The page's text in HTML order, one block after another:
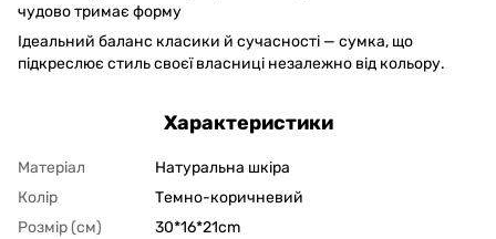
чудово тримає форму
Ідеальний баланс класики й сучасності — сумка, що
підкреслює стиль своєї власниці незалежно від кольору.
Характеристики
Матеріал
Натуральна шкіра
Колір
Темно-коричневий
Розмір (см)
30*16*21cm